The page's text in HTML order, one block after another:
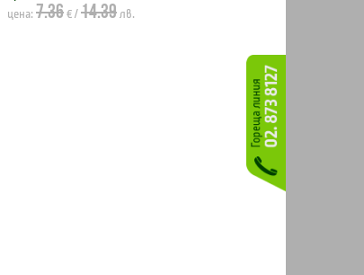
цена: 7.36 € / 14.39 лв.